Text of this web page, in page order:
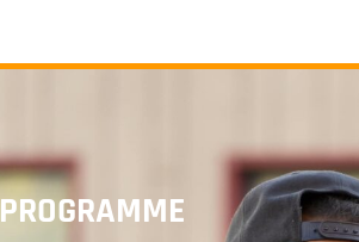
PROGRAMME